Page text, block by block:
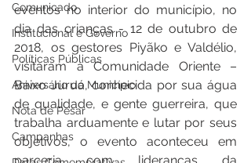
Comunicado
Institucional e Governo
Políticas Públicas
Aniversário do Município
Nota de Pesar
Campanhas
eventos no interior do município, no
dia das crianças - 12 de outubro de
2018, os gestores Piyãko e Valdélio,
visitaram a Comunidade Oriente –
Baixo Juruá, conhecida por sua água
de qualidade, e gente guerreira, que
trabalha arduamente e lutar por seus
objetivos, o evento aconteceu em